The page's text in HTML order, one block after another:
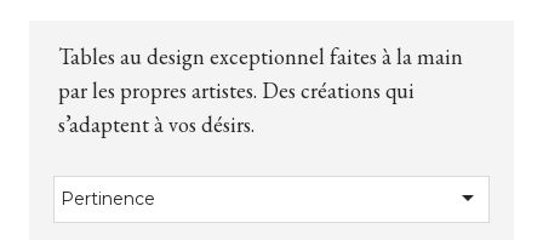
Tables au design exceptionnel faites à la main
par les propres artistes. Des créations qui
s’adaptent à vos désirs.
Pertinence 